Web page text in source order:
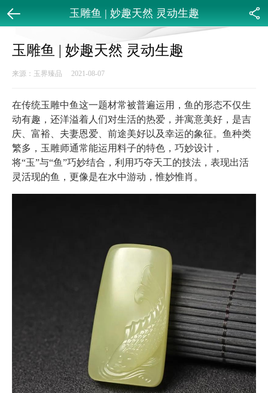
玉雕鱼 | 妙趣天然 灵动生趣
玉雕鱼 | 妙趣天然 灵动生趣
来源：玉界臻品 2021-08-07
在传统玉雕中鱼这一题材常被普遍运用，鱼的形态不仅生
动有趣，还洋溢着人们对生活的热爱，并寓意美好，是吉
庆、富裕、夫妻恩爱、前途美好以及幸运的象征。鱼种类
繁多，玉雕师通常能运用料子的特色，巧妙设计，
将“玉”与“鱼”巧妙结合，利用巧夺天工的技法，表现出活
灵活现的鱼，更像是在水中游动，惟妙惟肖。